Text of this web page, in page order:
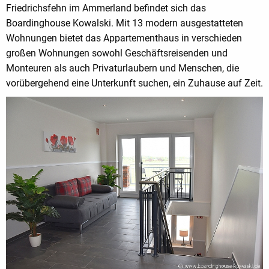
Friedrichsfehn im Ammerland befindet sich das
Boardinghouse Kowalski. Mit 13 modern ausgestatteten
Wohnungen bietet das Appartementhaus in verschieden
großen Wohnungen sowohl Geschäftsreisenden und
Monteuren als auch Privaturlaubern und Menschen, die
vorübergehend eine Unterkunft suchen, ein Zuhause auf Zeit.